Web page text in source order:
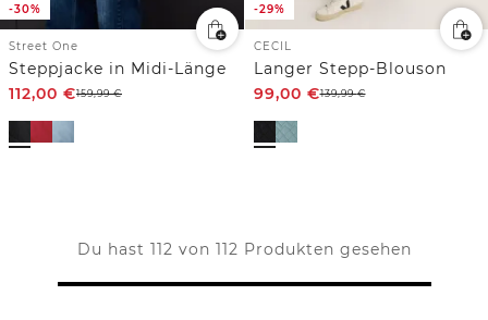
-30%
Street One
Steppjacke in Midi-Länge
112,00 €159,99€
-29%
CECIL
Langer Stepp-Blouson
99,00 €139,99€
Du hast 112 von 112 Produkten gesehen